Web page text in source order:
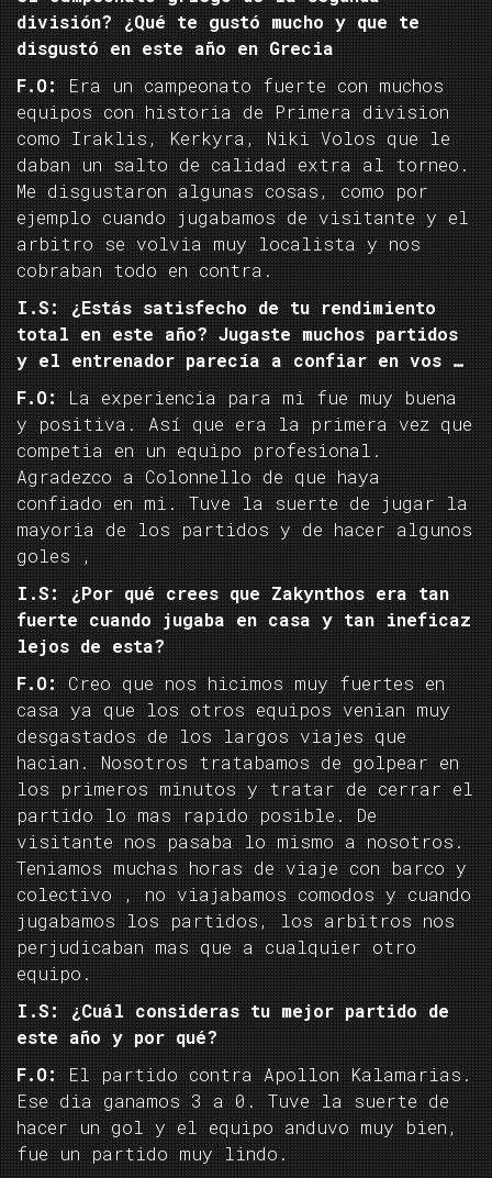
división? ¿Qué te gustó mucho y que te
disgustó en este año en Grecia
F.O:
Era un campeonato fuerte con muchos
equipos con historia de Primera division
como Iraklis, Kerkyra, Niki Volos que le
daban un salto de calidad extra al torneo.
Me disgustaron algunas cosas, como por
ejemplo cuando jugabamos de visitante y el
arbitro se volvia muy localista y nos
cobraban todo en contra.
I.S: ¿Estás satisfecho de tu rendimiento
total en este año? Jugaste muchos partidos
y el entrenador parecía a confiar en vos …
F.O:
La experiencia para mi fue muy buena
y positiva. Así que era la primera vez que
competia en un equipo profesional.
Agradezco a Colonnello de que haya
confiado en mi. Tuve la suerte de jugar la
mayoria de los partidos y de hacer algunos
goles ,
I.S: ¿Por qué crees que Zakynthos era tan
fuerte cuando jugaba en casa y tan ineficaz
lejos de esta?
F.O:
Creo que nos hicimos muy fuertes en
casa ya que los otros equipos venian muy
desgastados de los largos viajes que
hacian. Nosotros tratabamos de golpear en
los primeros minutos y tratar de cerrar el
partido lo mas rapido posible. De
visitante nos pasaba lo mismo a nosotros.
Teniamos muchas horas de viaje con barco y
colectivo , no viajabamos comodos y cuando
jugabamos los partidos, los arbitros nos
perjudicaban mas que a cualquier otro
equipo.
I.S: ¿Cuál consideras tu mejor partido de
este año y por qué?
F.O:
El partido contra Apollon Kalamarias.
Ese dia ganamos 3 a 0. Tuve la suerte de
hacer un gol y el equipo anduvo muy bien,
fue un partido muy lindo.